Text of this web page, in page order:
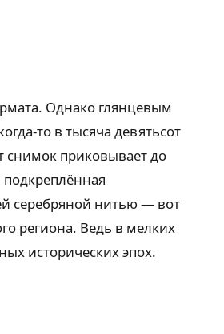
Однако глянцевым
то в тысяча девятьсот
снимок приковывает до
серебряной нитью — вот
региона. Ведь в мелких
исторических эпох.